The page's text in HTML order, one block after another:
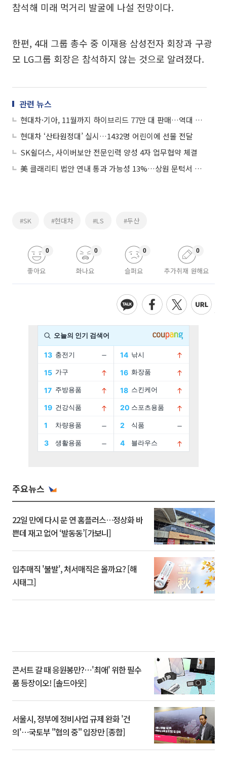
참석해 미래 먹거리 발굴에 나설 전망이다.
한편, 4대 그룹 총수 중 이재용 삼성전자 회장과 구광
모 LG그룹 회장은 참석하지 않는 것으로 알려졌다.
관련 뉴스
현대차·기아, 11월까지 하이브리드 77만 대 판매…역대 최다
현대차 ‘산타원정대’ 실시…1432명 어린이에 선물 전달
SK쉴더스, 사이버보안 전문인력 양성 4자 업무협약 체결
美 클래리티 법안 연내 통과 가능성 13%…상원 문턱서 제동
#SK #현대차 #LS #두산
좋아요
0
화나요
0
슬퍼요
0
추가취재 원해요
0
주요뉴스
22일 만에 다시 문 연 홈플러스…정상화 바
쁜데 재고 없어 ‘발동동’[가보니]
입추매직 '불발', 처서매직은 올까요? [해
시태그]
콘서트 갈 때 응원봉만?⋯'최애' 위한 필수
품 등장이오! [솔드아웃]
서울시, 정부에 정비사업 규제 완화 '건
의'⋯국토부 "협의 중" 입장만 [종합]